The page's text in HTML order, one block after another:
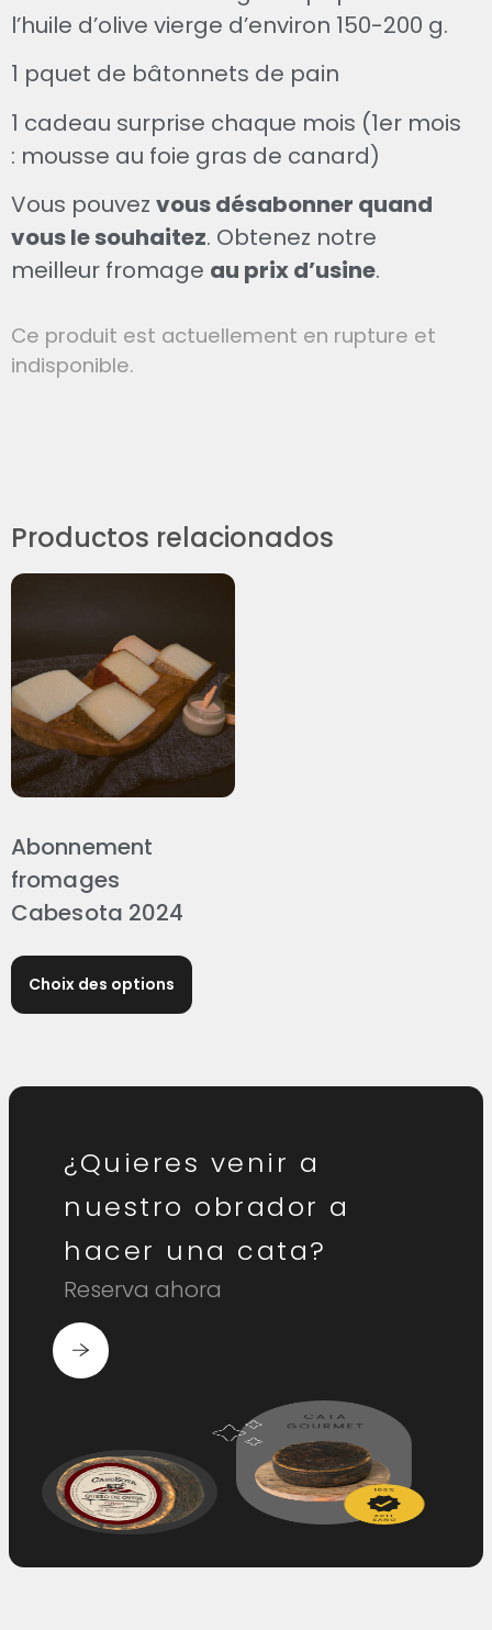
l’huile d’olive vierge d’environ 150-200 g.
1 pquet de bâtonnets de pain
1 cadeau surprise chaque mois (1er mois
: mousse au foie gras de canard)
Vous pouvez vous désabonner quand
vous le souhaitez. Obtenez notre
meilleur fromage au prix d’usine.
Ce produit est actuellement en rupture et
indisponible.
Productos relacionados
Abonnement
fromages
Cabesota 2024
Choix des options
¿Quieres venir a
nuestro obrador a
hacer una cata?
Reserva ahora